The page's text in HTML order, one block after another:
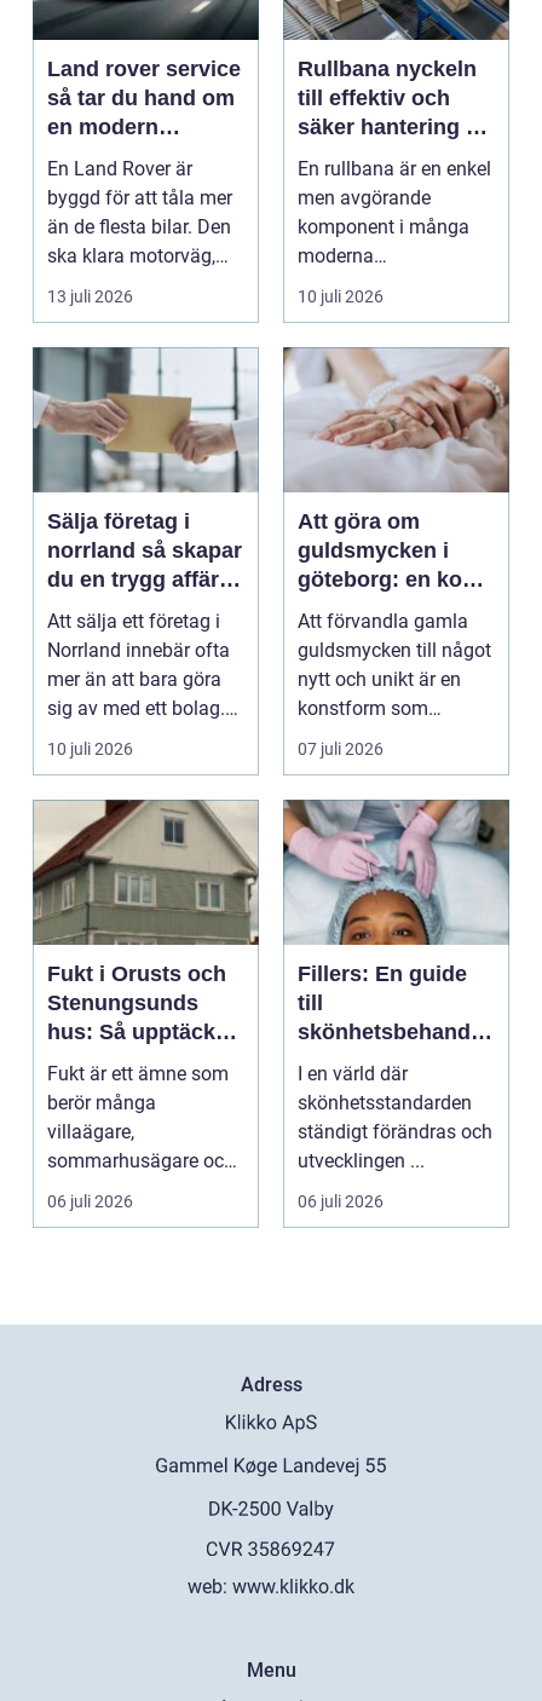
Land rover service
så tar du hand om
en modern
klassiker
En Land Rover är
byggd för att tåla mer
än de flesta bilar. Den
ska klara motorväg,
stadstrafik, gru...
13 juli 2026
Rullbana nyckeln
till effektiv och
säker hantering av
gods
En rullbana är en enkel
men avgörande
komponent i många
moderna
verksamheter. Den
används för att fl...
10 juli 2026
Sälja företag i
norrland så skapar
du en trygg affär
från start till mål
Att sälja ett företag i
Norrland innebär ofta
mer än att bara göra
sig av med ett bolag.
För många ä...
10 juli 2026
Att göra om
guldsmycken i
göteborg: en konst
att förnya det
gamla
Att förvandla gamla
guldsmycken till något
nytt och unikt är en
konstform som
kombinerar
traditionel...
07 juli 2026
Fukt i Orusts och
Stenungsunds
hus: Så upptäcker
och åtgärdar du
problemet
Fukt är ett ämne som
berör många
villaägare,
sommarhusägare och
bosta...
06 juli 2026
Fillers: En guide
till
skönhetsbehandli
ngar i Stockholm
I en värld där
skönhetsstandarden
ständigt förändras och
utvecklingen ...
06 juli 2026
Adress
web: www.klikko.dk
Menu